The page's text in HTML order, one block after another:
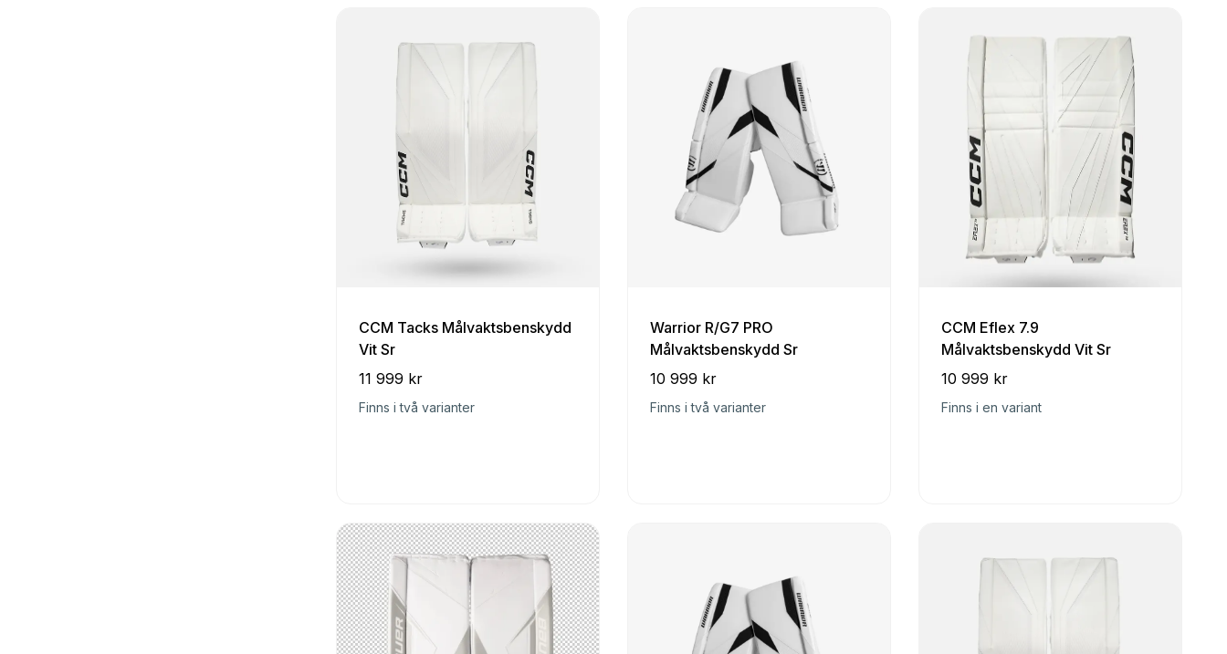
CCM Tacks Målvaktsbenskydd
Vit Sr
11 999 kr
Finns i två varianter
Warrior R/G7 PRO
Målvaktsbenskydd Sr
10 999 kr
Finns i två varianter
CCM Eflex 7.9
Målvaktsbenskydd Vit Sr
10 999 kr
Finns i en variant